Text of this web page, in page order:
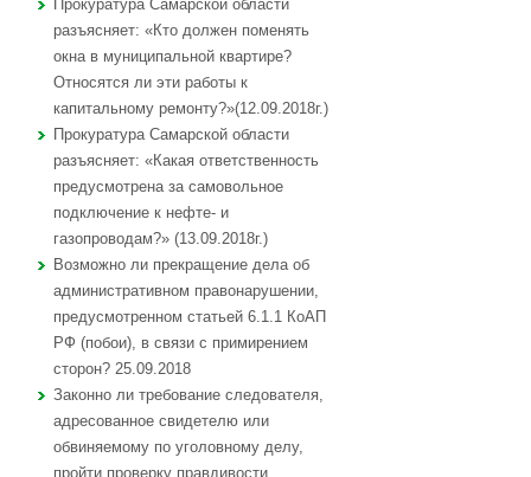
Прокуратура Самарской области
разъясняет: «Кто должен поменять
окна в муниципальной квартире?
Относятся ли эти работы к
капитальному ремонту?»(12.09.2018г.)
Прокуратура Самарской области
разъясняет: «Какая ответственность
предусмотрена за самовольное
подключение к нефте- и
газопроводам?» (13.09.2018г.)
Возможно ли прекращение дела об
административном правонарушении,
предусмотренном статьей 6.1.1 КоАП
РФ (побои), в связи с примирением
сторон? 25.09.2018
Законно ли требование следователя,
адресованное свидетелю или
обвиняемому по уголовному делу,
пройти проверку правдивости